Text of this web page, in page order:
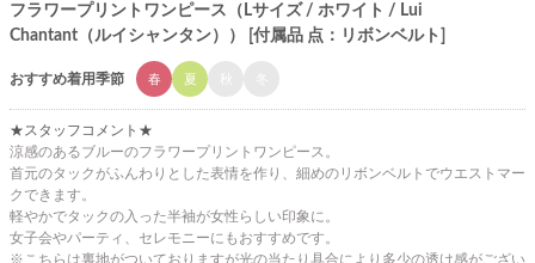
フラワープリントワンピース（Lサイズ / ホワイト / Lui
Chantant（ルイシャンタン）） [付属品 点：リボンベルト]
おすすめ着用季節 春 夏
★スタッフコメント★
涼感のあるブルーのフラワープリントワンピース。
首元のタックがふんわりとした表情を作り、細めのリボンベルトでウエストマー
クできます。
軽やかでタックの入った半袖が女性らしい印象に。
女子会やパーティ、セレモニーにもおすすめです。
※こちらは裏地がついておりますが光の当たり具合により多少の透け感がござい